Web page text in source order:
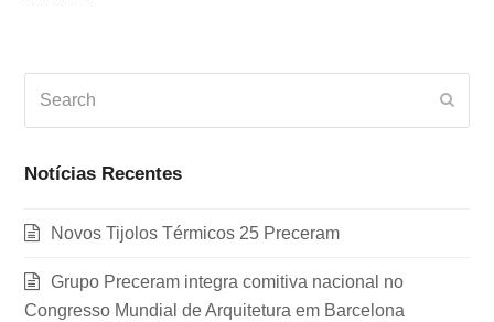
Notícias Recentes
Novos Tijolos Térmicos 25 Preceram
Grupo Preceram integra comitiva nacional no
Congresso Mundial de Arquitetura em Barcelona